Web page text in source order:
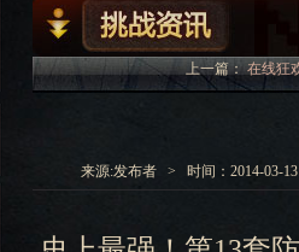
上一篇： 在线狂
来源:发布者 > 时间：2014-03-13